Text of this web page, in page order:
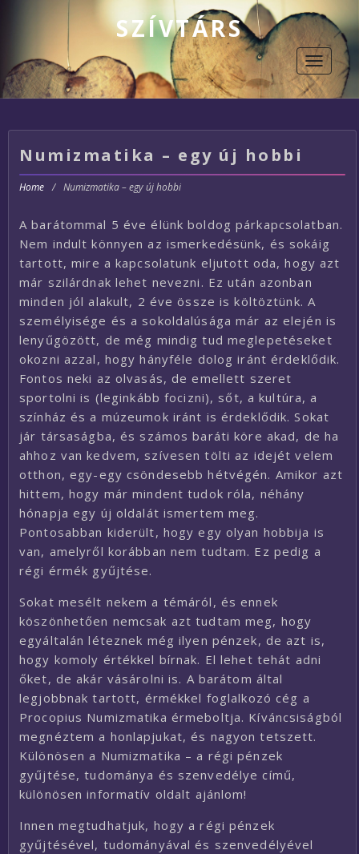
SZÍVTÁRS
Toggle
Numizmatika – egy új hobbi
Home / Numizmatika – egy új hobbi
A barátommal 5 éve élünk boldog párkapcsolatban.
Nem indult könnyen az ismerkedésünk, és sokáig
tartott, mire a kapcsolatunk eljutott oda, hogy azt
már szilárdnak lehet nevezni. Ez után azonban
minden jól alakult, 2 éve össze is költöztünk. A
személyisége és a sokoldalúsága már az elején is
lenyűgözött, de még mindig tud meglepetéseket
okozni azzal, hogy hányféle dolog iránt érdeklődik.
Fontos neki az olvasás, de emellett szeret
sportolni is (leginkább focizni), sőt, a kultúra, a
színház és a múzeumok iránt is érdeklődik. Sokat
jár társaságba, és számos baráti köre akad, de ha
ahhoz van kedvem, szívesen tölti az idejét velem
otthon, egy-egy csöndesebb hétvégén. Amikor azt
hittem, hogy már mindent tudok róla, néhány
hónapja egy új oldalát ismertem meg.
Pontosabban kiderült, hogy egy olyan hobbija is
van, amelyről korábban nem tudtam. Ez pedig a
régi érmék gyűjtése.
Sokat mesélt nekem a témáról, és ennek
köszönhetően nemcsak azt tudtam meg, hogy
egyáltalán léteznek még ilyen pénzek, de azt is,
hogy komoly értékkel bírnak. El lehet tehát adni
őket, de akár vásárolni is. A barátom által
legjobbnak tartott, érmékkel foglalkozó cég a
Procopius Numizmatika érmeboltja. Kíváncsiságból
megnéztem a honlapjukat, és nagyon tetszett.
Különösen a Numizmatika – a régi pénzek
gyűjtése, tudománya és szenvedélye című,
különösen informatív oldalt ajánlom!
Innen megtudhatjuk, hogy a régi pénzek
gyűjtésével, tudományával és szenvedélyével